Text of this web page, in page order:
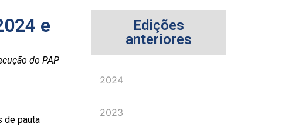
e
do PAP
de pauta
Edições
anteriores
2024
2023